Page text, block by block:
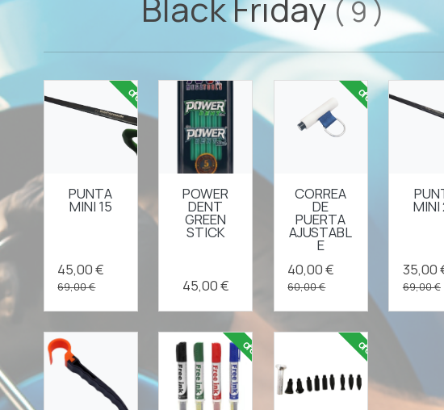
(9)
PUNTA
MINI 15
45,00 €
69,00 €
oferta
POWER
DENT
GREEN
STICK
45,00 €
CORREA
DE
PUERTA
AJUSTABL
E
40,00 €
60,00 €
oferta
MINI
35,00
69,00 €
oferta oferta